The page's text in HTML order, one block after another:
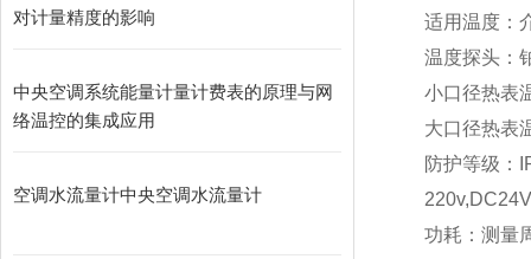
对计量精度的影响
中央空调系统能量计量计费表的原理与网
络温控的集成应用
空调水流量计中央空调水流量计
适用温度
温度探头：
小口径热表
大口径热表
防护等级：
功耗：测量